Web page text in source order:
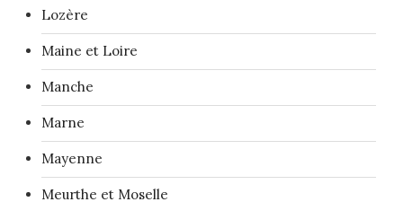
Lozère
Maine et Loire
Manche
Marne
Mayenne
Meurthe et Moselle